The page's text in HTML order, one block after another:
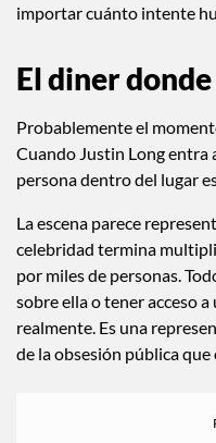
importar cuánto intente
El diner
Probablemente el
Cuando Justin Long entra
persona dentro del lugar
La escena parece
celebridad termina
por miles de personas.
sobre ella o tener acceso
realmente. Es una
de la obsesión pública que